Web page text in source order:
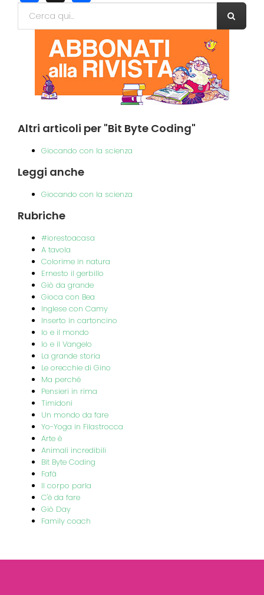
Form di ricerca
Altri articoli per "Bit Byte Coding"
Giocando con la scienza
Leggi anche
Giocando con la scienza
Rubriche
#iorestoacasa
A tavola
Colorime in natura
Ernesto il gerbillo
Giò da grande
Gioca con Bea
Inglese con Camy
Inserto in cartoncino
Io e il mondo
Io e il Vangelo
La grande storia
Le orecchie di Gino
Ma perché
Pensieri in rima
Timidoni
Un mondo da fare
Yo-Yoga in Filastrocca
Arte è
Animali incredibili
Bit Byte Coding
Fafà
Il corpo parla
C'è da fare
Giò Day
Family coach